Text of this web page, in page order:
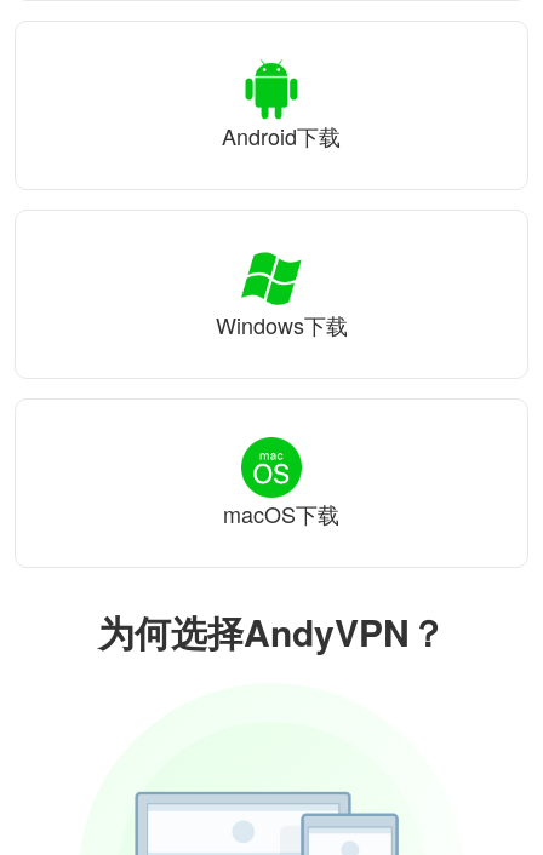
为何选择AndyVPN？
Android下载
Windows下载
macOS下载